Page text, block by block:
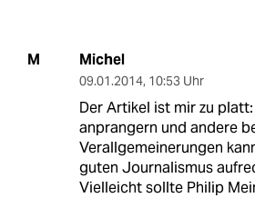
M Michel
09.01.2014, 10:53 Uhr
Der Artikel ist mir zu
anprangern und andere
Verallgemeinerungen
guten Journalismus
Vielleicht sollte Philip